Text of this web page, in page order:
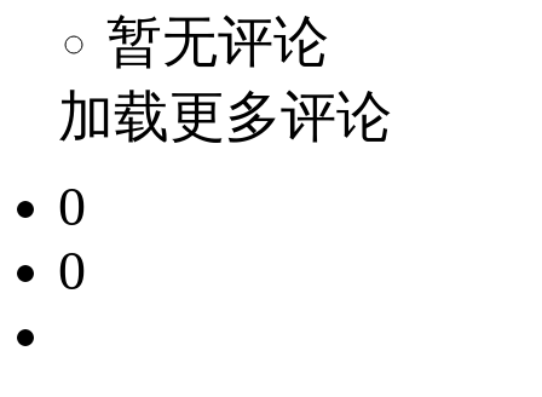
暂无评论
加载更多评论
0
0